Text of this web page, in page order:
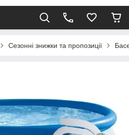
Сезонні знижки та пропозиції